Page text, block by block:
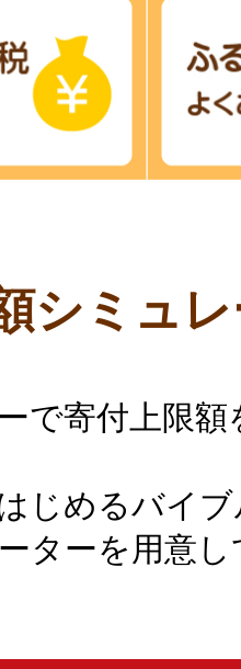
シミュ
で寄付上限
じめるバイ
ターを用意